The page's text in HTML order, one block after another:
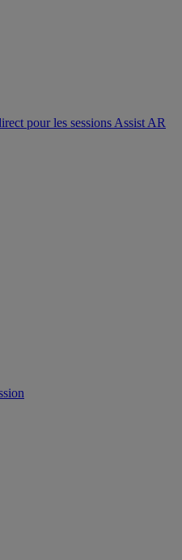
pour les sessions Assist AR